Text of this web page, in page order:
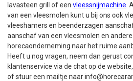
lavasteen grill of een vleessnijmachine .
van een vleesmolen kunt u bij ons ook
vleeshamers en beenderzagen
aanschaf van een vleesmolen en
horecaonderneming naar het ruime
Heeft u nog vragen, neem dan gerust
klantenservice via de chat op de
of stuur een mailtje naar